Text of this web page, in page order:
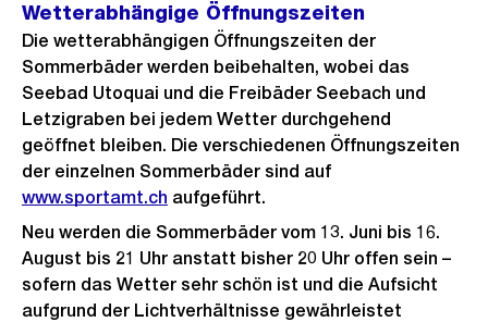
Wetterabhängige Öffnungszeiten
Die wetterabhängigen Öffnungszeiten der
Sommerbäder werden beibehalten, wobei das
Seebad Utoquai und die Freibäder Seebach und
Letzigraben bei jedem Wetter durchgehend
geöffnet bleiben. Die verschiedenen Öffnungszeiten
der einzelnen Sommerbäder sind auf
www.sportamt.ch aufgeführt.
Neu werden die Sommerbäder vom 13. Juni bis 16.
August bis 21 Uhr anstatt bisher 20 Uhr offen sein –
sofern das Wetter sehr schön ist und die Aufsicht
aufgrund der Lichtverhältnisse gewährleistet